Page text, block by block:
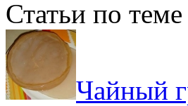
Статьи по теме
Чайный